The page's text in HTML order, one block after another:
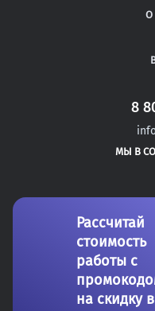
ПОЛИТИКА
О
8
МЫ В
Copyright
Рассчитай
стоимость
работы с
на скидку в